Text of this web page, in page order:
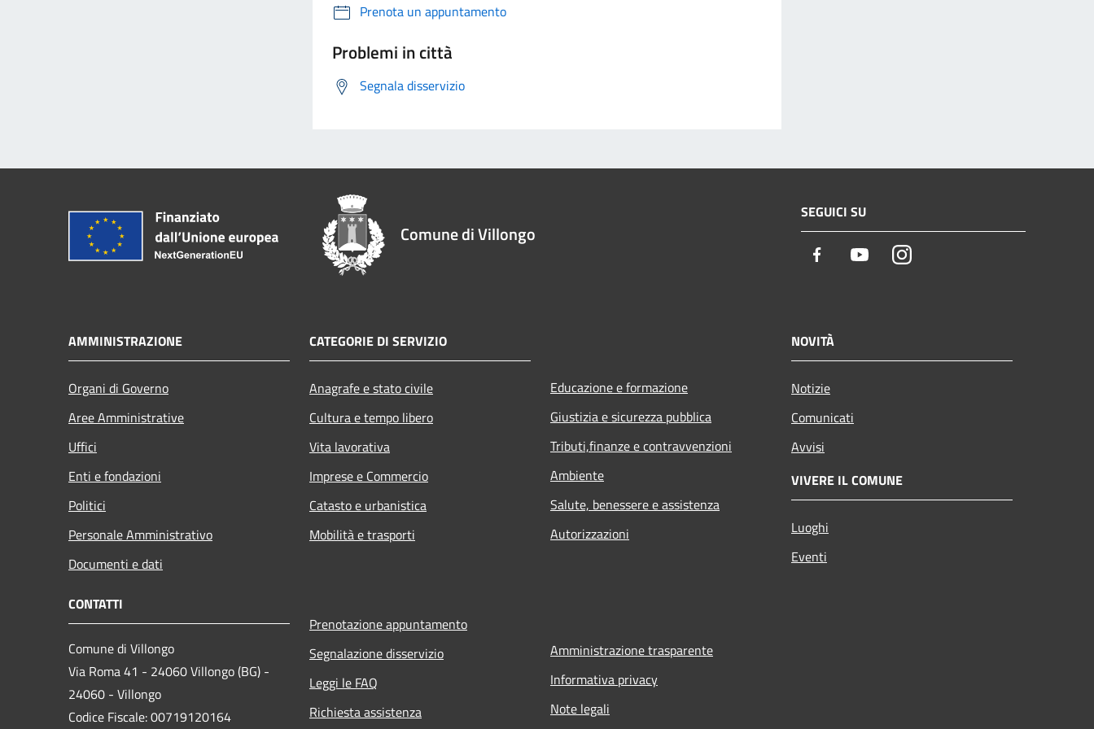
Prenota un appuntamento
Problemi in città
Segnala disservizio
Comune di Villongo
SEGUICI SU
Facebook YoutubeInstagram
AMMINISTRAZIONE
Organi di Governo
Aree Amministrative
Uffici
Enti e fondazioni
Politici
Personale Amministrativo
Documenti e dati
CATEGORIE DI SERVIZIO
Anagrafe e stato civile
Cultura e tempo libero
Vita lavorativa
Imprese e Commercio
Catasto e urbanistica
Mobilità e trasporti
Educazione e formazione
Giustizia e sicurezza pubblica
Tributi,finanze e contravvenzioni
Ambiente
Salute, benessere e assistenza
Autorizzazioni
NOVITÀ
Notizie
Comunicati
Avvisi
VIVERE IL COMUNE
Luoghi
Eventi
CONTATTI
Comune di Villongo
Via Roma 41 - 24060 Villongo (BG) -
24060 - Villongo
Codice Fiscale: 00719120164
Prenotazione appuntamento
Segnalazione disservizio
Leggi le FAQ
Richiesta assistenza
Amministrazione trasparente
Informativa privacy
Note legali